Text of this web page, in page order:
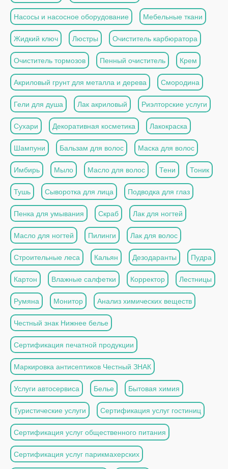
Насосы и насосное оборудование Мебельные ткани
Жидкий ключ Люстры Очиститель карбюратора
Очиститель тормозов Пенный очиститель Крем
Акриловый грунт для металла и дерева Смородина
Гели для душа Лак акриловый Риэлторские услуги
Сухари Декоративная косметика Лакокраска
Шампуни Бальзам для волос Маска для волос
Имбирь Мыло Масло для волос Тени Тоник
Тушь Сыворотка для лица Подводка для глаз
Пенка для умывания Скраб Лак для ногтей
Масло для ногтей Пилинги Лак для волос
Строительные леса Кальян Дезодаранты Пудра
Картон Влажные салфетки Корректор Лестницы
Румяна Монитор Анализ химических веществ
Честный знак Нижнее белье
Сертификация печатной продукции
Маркировка антисептиков Честный ЗНАК
Услуги автосервиса Белье Бытовая химия
Туристические услуги Сертификация услуг гостиниц
Сертификация услуг общественного питания
Сертификация услуг парикмахерских